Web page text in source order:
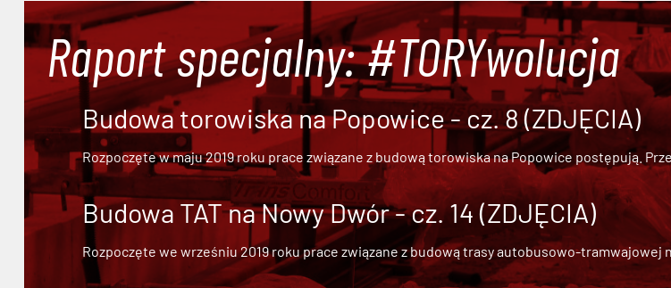
Raport specjalny: #TORYwolucja
Budowa torowiska na Popowice - cz. 8 (ZDJĘCIA)
Rozpoczęte w maju 2019 roku prace związane z budową torowiska na Popowice postępują.
Budowa TAT na Nowy Dwór - cz. 14 (ZDJĘCIA)
Rozpoczęte we wrześniu 2019 roku prace związane zbudową trasy autobusowo-tramwajowej